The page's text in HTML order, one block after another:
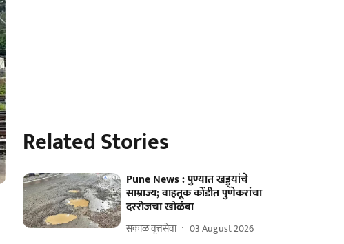
Related Stories
Pune News : पुण्यात खड्ड्यांचे
साम्राज्य; वाहतूक कोंडीत पुणेकरांचा
दररोजचा खोळंबा
सकाळ वृत्तसेवा 03 August 2026